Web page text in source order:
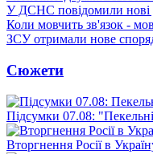
У ДСНС повідомили нові
Коли мовчить зв'язок -
ЗСУ отримали нове
Сюжети
Підсумки 07.08:
Вторгнення Росії в